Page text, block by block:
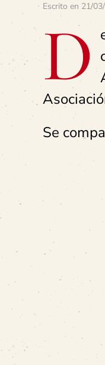
Escrito en 21/
D
Se